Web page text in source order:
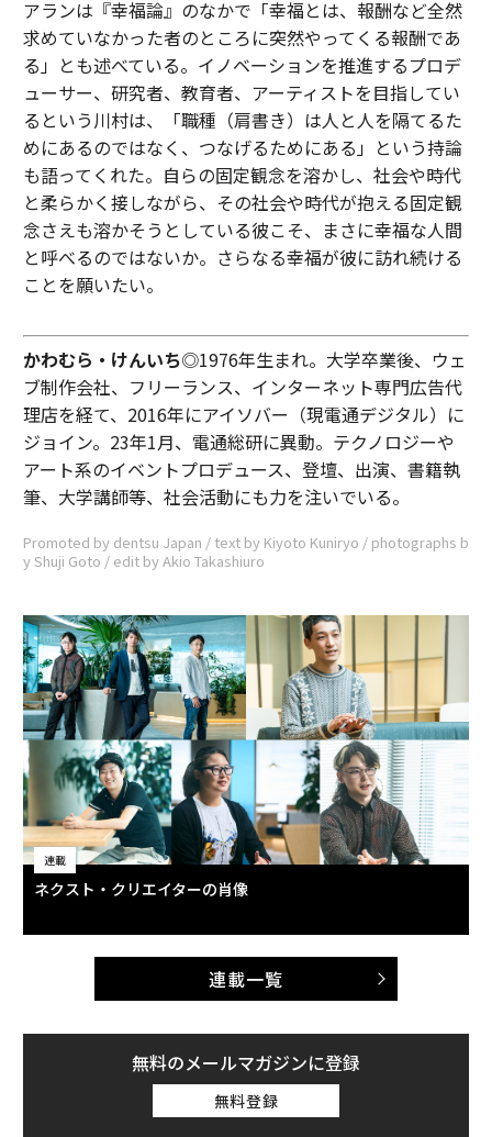
アランは『幸福論』のなかで「幸福とは、報酬など全然
求めていなかった者のところに突然やってくる報酬であ
る」とも述べている。イノベーションを推進するプロデ
ューサー、研究者、教育者、アーティストを目指してい
るという川村は、「職種（肩書き）は人と人を隔てるた
めにあるのではなく、つなげるためにある」という持論
も語ってくれた。自らの固定観念を溶かし、社会や時代
と柔らかく接しながら、その社会や時代が抱える固定観
念さえも溶かそうとしている彼こそ、まさに幸福な人間
と呼べるのではないか。さらなる幸福が彼に訪れ続ける
ことを願いたい。
かわむら・けんいち◎1976年生まれ。大学卒業後、ウェ
ブ制作会社、フリーランス、インターネット専門広告代
理店を経て、2016年にアイソバー（現電通デジタル）に
ジョイン。23年1月、電通総研に異動。テクノロジーや
アート系のイベントプロデュース、登壇、出演、書籍執
筆、大学講師等、社会活動にも力を注いでいる。
Promoted by dentsu Japan / text by Kiyoto Kuniryo / photographs b
y Shuji Goto / edit by Akio Takashiuro
連載
ネクスト・クリエイターの肖像
連載一覧
無料のメールマガジンに登録
無料登録